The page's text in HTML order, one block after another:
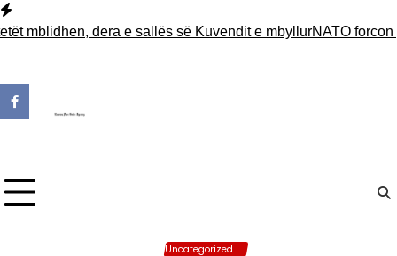
Skip
to
dera e sallës së Kuvendit e mbyllurNATO forcon
Uncategorized